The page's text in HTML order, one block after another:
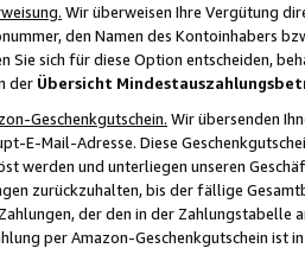
Wir überweisen Ihre Vergütung
den Namen des Kontoinhabers
Sie sich für diese Option entscheiden,
der Übersicht
Geschenkgutschein. Wir übersenden
E-Mail-Adresse. Diese
werden und unterliegen unseren
zurückzuhalten, bis der fällige
der den in der
per Amazon-Geschenkgutschein ist